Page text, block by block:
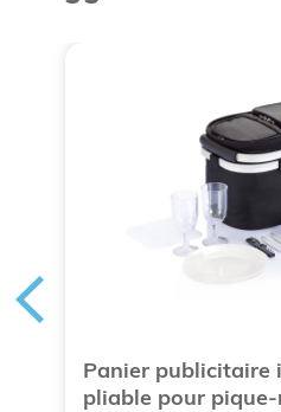
Panier publicitaire
pliable pour